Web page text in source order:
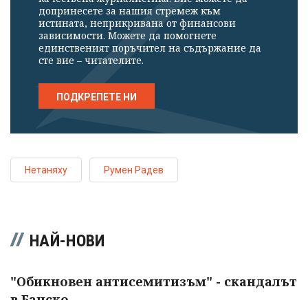
допринесете за нашия стремеж към
истината, неприкривана от финансови
зависимости. Можете да помогнете
единственият поръчител на съдържание да
сте вие – читателите.
ПОДКРЕПЕТЕ НИ
Нетаняху Румен Радев
НАЙ-НОВИ
"Обикновен антисемитизъм" - скандалът